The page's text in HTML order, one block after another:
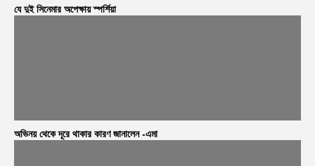
যে দুই সিনেমার অপেক্ষায় স্পর্শিয়া
অভিনয় থেকে দূরে থাকার কারণ জানালেন -এমা